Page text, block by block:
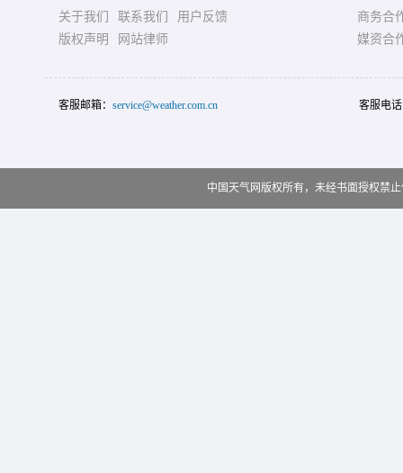
关于我们 联系我们
用户反馈
版权声明
网站律师
商务合
媒资合
客服邮箱： service@weather.com.cn 客服电
中国天气网版权所有，未经书面授权